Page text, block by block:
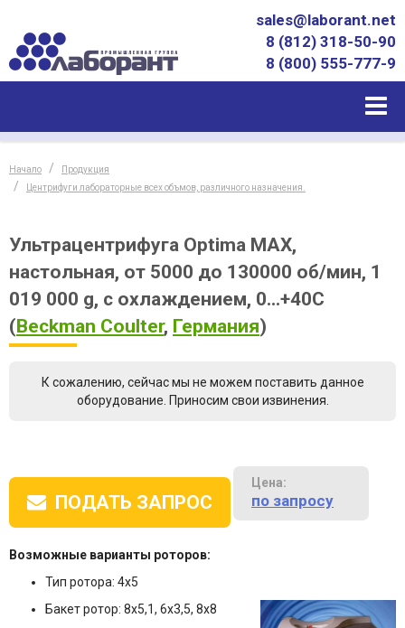
sales@laborant.net
8 (812) 318-50-90
8 (800) 555-777-9
Начало
Продукция
Центрифуги лабораторные всех объмов, различного назначения.
Ультрацентрифуга Optima MAX,
настольная, от 5000 до 130000 об/мин, 1
019 000 g, с охлаждением, 0...+40С
(Beckman Coulter, Германия)
К сожалению, сейчас мы не можем поставить данное
оборудование. Приносим свои извинения.
ПОДАТЬ ЗАПРОС
Цена:
по запросу
Возможные варианты роторов:
Тип ротора: 4х5
Бакет ротор: 8х5,1, 6х3,5, 8х8